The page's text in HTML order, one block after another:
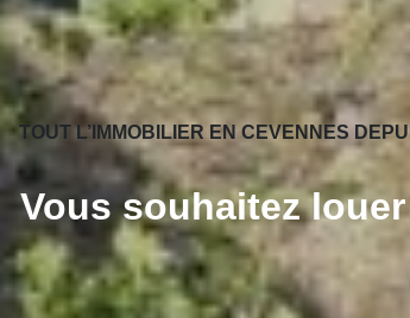
TOUT L’IMMOBILIER EN CEVENNES
Vous souhaitez